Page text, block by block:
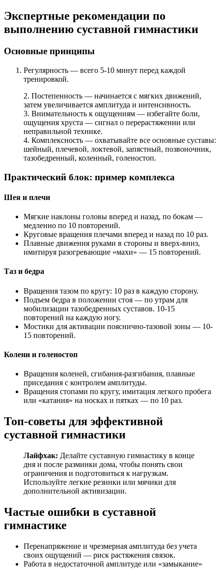
Экспертные рекомендации по
выполнению суставной гимнастики
Основные принципы
Регулярность — всего 5-10 минут перед каждой
тренировкой.
2. Постепенность — начинается с мягких движений,
затем увеличивается амплитуда и интенсивность.
3. Внимательность к ощущениям — избегайте боли,
ощущения хруста — сигнал о перерастяжении или
неправильной технике.
4. Комплексность — охватывайте все основные суставы:
шейный, плечевой, локтевой, запястный, позвоночник,
тазобедренный, коленный, голеностоп.
Практический блок: пример комплекса
Шея и плечи
Мягкие наклоны головы вперед и назад, по бокам —
медленно по 10 повторений.
Круговые вращения плечами вперед и назад по 10 раз.
Плавные движения руками в стороны и вверх-вниз,
имитируя разогревающие «махи» — 15 повторений.
Таз и бедра
Вращения тазом по кругу: 10 раз в каждую сторону.
Подъем бедра в положении стоя — по утрам для
мобилизации тазобедренных суставов. 10-15
повторений на каждую ногу.
Мостики для активации пояснично-тазовой зоны — 10-
15 повторений.
Колени и голеностоп
Вращения коленей, сгибания-разгибания, плавные
приседания с контролем амплитуды.
Вращения стопами по кругу, имитация легкого пробега
или «катания» на носках и пятках — по 10 раз.
Топ-советы для эффективной
суставной гимнастики
Лайфхак: Делайте суставную гимнастику в конце
дня и после разминки дома, чтобы понять свои
ограничения и подготовиться к нагрузкам.
Используйте легкие резинки или мячики для
дополнительной активизации.
Частые ошибки в суставной
гимнастике
Перенапряжение и чрезмерная амплитуда без учета
своих ощущений — риск растяжения связок.
Работа в недостаточной амплитуде или «замыкание»